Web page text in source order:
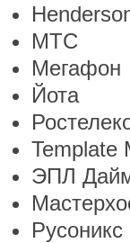
МТС
Мегафон
Йота
Template
ЭПЛ
Русоникс